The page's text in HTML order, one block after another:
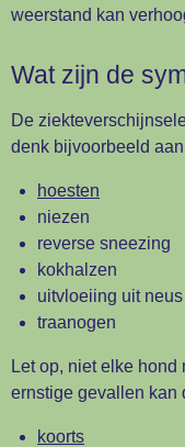
weerstand kan
Wat zijn de
De
denk bijvoorbeeld
hoesten
niezen
reverse sneezing
kokhalzen
uitvloeiing uit neus
traanogen
Let op, niet elke
ernstige gevallen kan
koorts